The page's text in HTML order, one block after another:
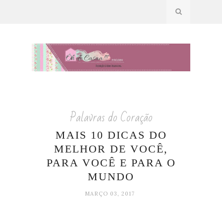
Palavras do Coração
MAIS 10 DICAS DO
MELHOR DE VOCÊ,
PARA VOCÊ E PARA O
MUNDO
MARÇO 03, 2017